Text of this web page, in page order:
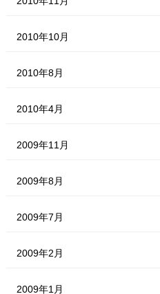
2010年10月
2010年8月
2010年4月
2009年11月
2009年8月
2009年7月
2009年2月
2009年1月